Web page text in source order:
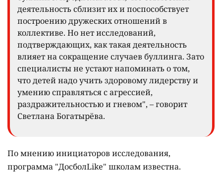
деятельность сблизит их и поспособствует
построению дружеских отношений в
коллективе. Но нет исследований,
подтверждающих, как такая деятельность
влияет на сокращение случаев буллинга. Зато
специалисты не устают напоминать о том,
что детей надо учить здоровому лидерству и
умению справляться с агрессией,
раздражительностью и гневом", – говорит
Светлана Богатырёва.
По мнению инициаторов исследования,
программа "ДосболLike" школам известна.